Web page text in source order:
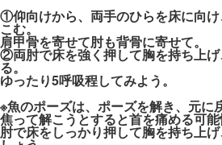
①仰向けから、両手のひらを床に向
こむ。
肩甲骨を寄せて肘も背骨に寄せて。
②両肘で床を強く押して胸を持ち上
る。
ゆったり5呼吸程してみよう。
※魚のポーズは、ポーズを解き、元に
焦って解こうとすると首を痛める可
肘で床をしっかり押して胸を持ち上